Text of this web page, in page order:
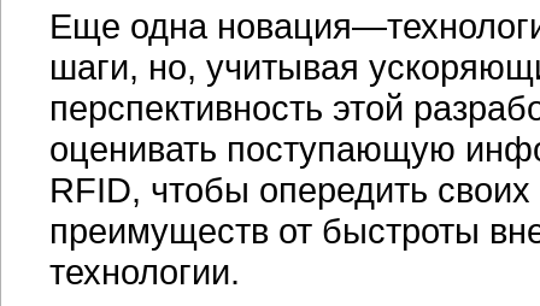
Еще одна
шаги, но, учитывая
перспективность этой
оценивать поступающую
RFID, чтобы опередить
преимуществ от быстроты
технологии.